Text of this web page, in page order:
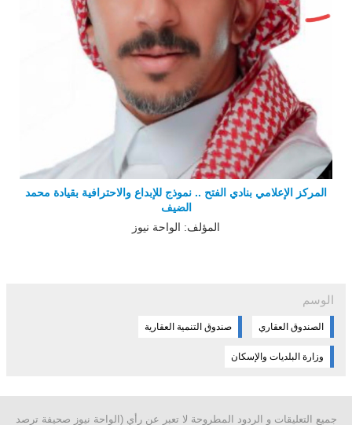
المركز الإعلامي بنادي الفتح .. نموذج للإبداع والاحترافية بقيادة محمد
الضيف
المؤلف: الواحة نيوز
الوسم
الصندوق العقاري صندوق التنمية العقارية
وزارة البلديات والإسكان
جميع التعليقات و الردود المطروحة لا تعبر عن رأي (الواحة نيوز صحيفة ترصد